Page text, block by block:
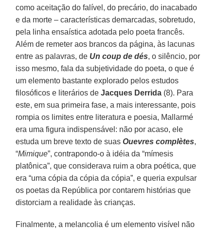
como aceitação do falível, do precário, do inacabado
e da morte – características demarcadas, sobretudo,
pela linha ensaística adotada pelo poeta francês.
Além de remeter aos brancos da página, às lacunas
entre as palavras, de Un coup de dés, o silêncio, por
isso mesmo, fala da subjetividade do poeta, o que é
um elemento bastante explorado pelos estudos
filosóficos e literários deJacques Derrida (8). Para
este, em sua primeira fase, a mais interessante, pois
rompia os limites entre literatura e poesia, Mallarmé
era uma figura indispensável: não por acaso, ele
estuda um breve texto de suasOuevres complètes,
“Mimique”, contrapondo-o à idéia da “mímesis
platônica”, que considerava ruim a obra poética, que
era “uma cópia da cópia da cópia”, e queria expulsar
os poetas da República por contarem histórias que
distorciam a realidade às crianças.
Finalmente, a melancolia é um elemento visível não